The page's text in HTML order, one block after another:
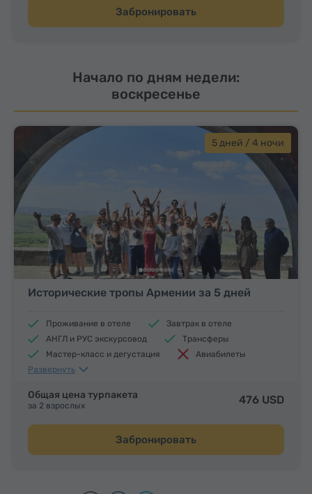
Забронировать
Начало по дням недели:
воскресенье
5 дней / 4 ночи
Исторические тропы Армении за 5 дней
Проживание в отеле
Завтрак в отеле
АНГЛ и РУС экскурсовод
Трансферы
Мастер-класс и дегустация
Авиабилеты
Обеды и ужины
Развернуть
Общая цена турпакета
за 2 взрослых 476 USD
Забронировать